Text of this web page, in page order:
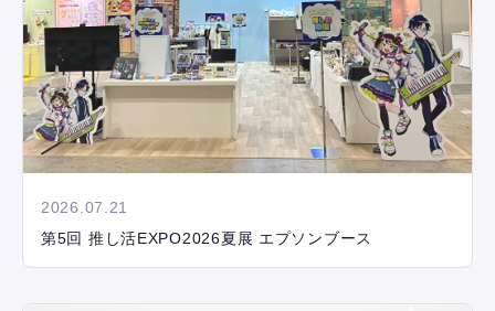
IR
2026.07.21
第5回 推し活EXPO2026夏展 エプソンブース